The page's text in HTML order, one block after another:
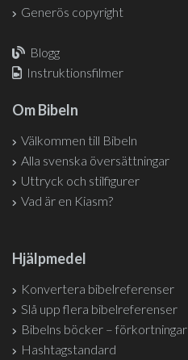
Generös copyright
Blogg
Instruktionsfilmer
Om Bibeln
Välkommen till Bibeln
Alla svenska översättningar
Uttryck och stilfigurer
Vad är en Kiasm?
Hjälpmedel
Konvertera bibelreferenser
Slå upp flera bibelreferenser
Bibelns böcker – förkortningar
Hashtagstandard